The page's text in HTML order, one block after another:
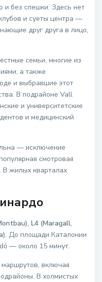
и без спешки. Здесь нет
и суеты центра —
друг друга в лицо,
семьи, многие из
а также
и выбравшие этот
В подрайоне Vall
и университетские
и медицинский
— исключение
смотровая
В жилых кварталах
L4 (Maragall,
. До площади Каталонии
— около 15 минут.
маршрутов, включая
В холмистых